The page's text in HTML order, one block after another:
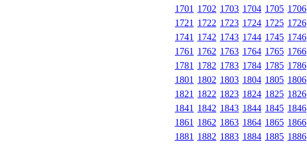
1701 1702 1703 1704 1705 1706
1721 1722 1723 1724 1725 1726
1741 1742 1743 1744 1745 1746
1761 1762 1763 1764 1765 1766
1781 1782 1783 1784 1785 1786
1801 1802 1803 1804 1805 1806
1821 1822 1823 1824 1825 1826
1841 1842 1843 1844 1845 1846
1861 1862 1863 1864 1865 1866
1881 1882 1883 1884 1885 1886